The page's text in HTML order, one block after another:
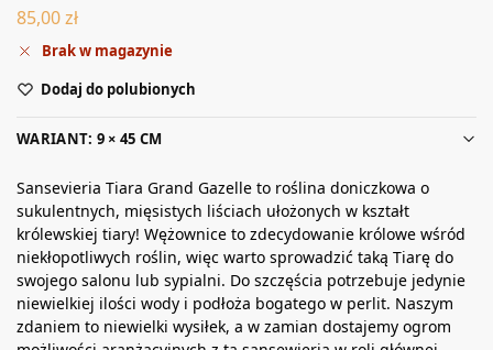
85,00zł
Brak w magazynie
Dodaj do polubionych
WARIANT: 9 × 45 CM
Sansevieria Tiara Grand Gazelle to roślina doniczkowa o
sukulentnych, mięsistych liściach ułożonych w kształt
królewskiej tiary! Wężownice to zdecydowanie królowe wśród
niekłopotliwych roślin, więc warto sprowadzić taką Tiarę do
swojego salonu lub sypialni. Do szczęścia potrzebuje jedynie
niewielkiej ilości wody i podłoża bogatego w perlit. Naszym
zdaniem to niewielki wysiłek, a w zamian dostajemy ogrom